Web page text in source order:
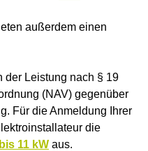
außerdem einen
der Leistung nach § 19
(NAV) gegenüber
Für die Anmeldung Ihrer
die
11 kW aus.